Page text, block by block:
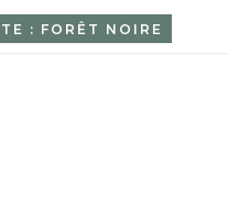
: FORÊT NOIRE